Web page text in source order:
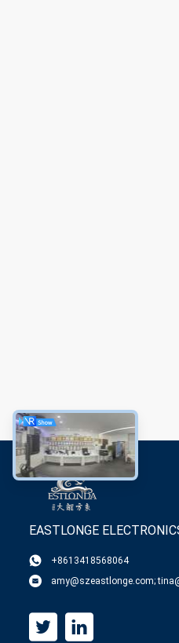
EASTLONGE
+8613418568064
amy@szeastlonge.com;